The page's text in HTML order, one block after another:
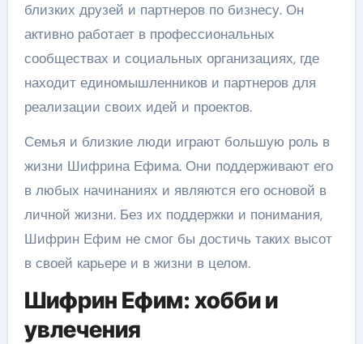
близких друзей и партнеров по бизнесу. Он
активно работает в профессиональных
сообществах и социальных организациях, где
находит единомышленников и партнеров для
реализации своих идей и проектов.
Семья и близкие люди играют большую роль в
жизни Шифрина Ефима. Они поддерживают его
в любых начинаниях и являются его основой в
личной жизни. Без их поддержки и понимания,
Шифрин Ефим не смог бы достичь таких высот
в своей карьере и в жизни в целом.
Шифрин Ефим: хобби и
увлечения